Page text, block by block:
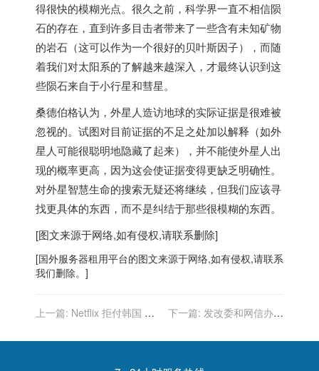
得很快的模糊光点。很久之前，科学界一直不相信陨
石的存在，直到许多目击者带来了一些含有未知矿物
的岩石（这可以作为一个很好的贝叶斯因子），而随
着我们对太阳系的了解越来越深入，才最终认识到这
些陨石来自于小行星和彗星。
桑德伯格认为，外星人造访地球的实际证据是很难被
忽视的。试图对目前证据的不足之处加以解释（如外
星人可能很聪明地隐藏了起来），并不能使外星人出
现的概率更高，因为这会使证据变得更缺乏明确性。
对外星智慧生命的搜索无疑还将继续，但我们应该寻
找更具体的东西，而不是纠结于那些很模糊的东西。
[图文来源于网络,如有侵权,请联系删除]
[国外服务器租用平台的图文来源于网络,如有侵权,请联系
我们删除。]
上一篇: Netflix 拒付韩国 SK
下一篇: 发改委和网信办等
国一体化大数据中心协同创